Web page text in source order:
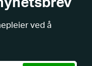
ved å